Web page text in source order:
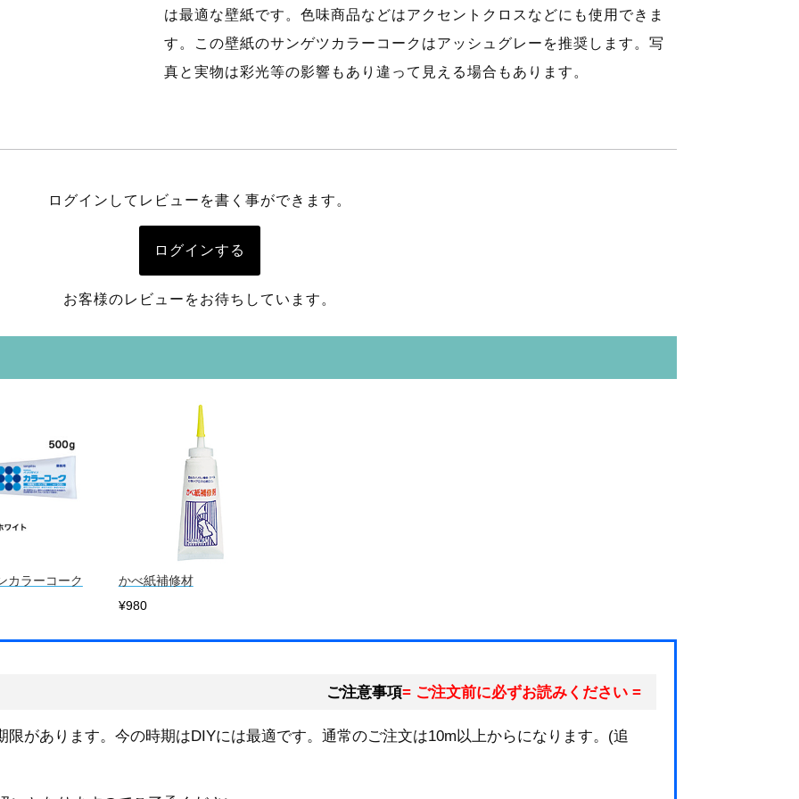
は最適な壁紙です。色味商品などはアクセントクロスなどにも使用できま
す。この壁紙のサンゲツカラーコークはアッシュグレーを推奨します。写
真と実物は彩光等の影響もあり違って見える場合もあります。
ログインしてレビューを書く事ができます。
ログインする
お客様のレビューをお待ちしています。
カラーコーク
かべ紙補修材
¥980
ご注意事項= ご注文前に必ずお読みください =
があります。今の時期はDIYには最適です。通常のご注文は10m以上からになります。(追